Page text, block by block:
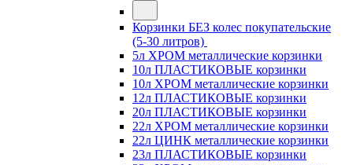
Корзинки БЕЗ колес покупательские
(5-30 литров)
5л ХРОМ металлические корзинки
10л ПЛАСТИКОВЫЕ корзинки
10л ХРОМ металлические корзинки
12л ПЛАСТИКОВЫЕ корзинки
20л ПЛАСТИКОВЫЕ корзинки
22л ХРОМ металлические корзинки
22л ЦИНК металлические корзинки
23л ПЛАСТИКОВЫЕ корзинки